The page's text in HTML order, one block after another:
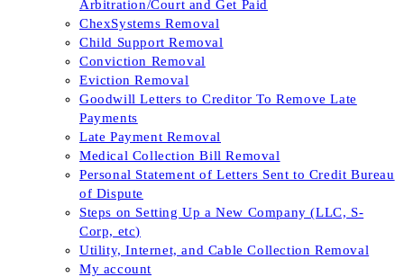
Arbitration/Court and Get Paid
ChexSystems Removal
Child Support Removal
Conviction Removal
Eviction Removal
Goodwill Letters to Creditor To Remove Late
Payments
Late Payment Removal
Medical Collection Bill Removal
Personal Statement of Letters Sent to Credit Bureau
of Dispute
Steps on Setting Up a New Company (LLC, S-
Corp, etc)
Utility, Internet, and Cable Collection Removal
My account